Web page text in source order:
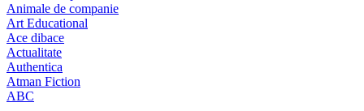
Animale de companie
Art Educational
Ace dibace
Actualitate
Authentica
Atman Fiction
ABC